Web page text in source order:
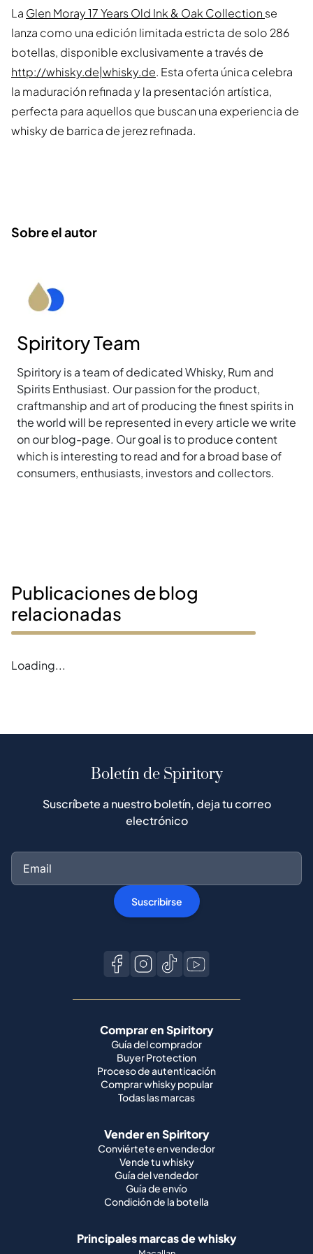
La Glen Moray 17 Years Old Ink & Oak Collection se
lanza como una edición limitada estricta de solo 286
botellas, disponible exclusivamente a través de
http://whisky.de|whisky.de. Esta oferta única celebra
la maduración refinada y la presentación artística,
perfecta para aquellos que buscan una experiencia de
whisky de barrica de jerez refinada.
Sobre el autor
Spiritory Team
Spiritory is a team of dedicated Whisky, Rum and
Spirits Enthusiast. Our passion for the product,
craftmanship and art of producing the finest spirits in
the world will be represented in every article we write
on our blog-page. Our goal is to produce content
which is interesting to read and for a broad base of
consumers, enthusiasts, investors and collectors.
Publicaciones de blog
relacionadas
Loading...
Boletín de Spiritory
Suscríbete a nuestro boletín, deja tu correo
electrónico
Suscribirse
Comprar en Spiritory
Guía del comprador
Buyer Protection
Proceso de autenticación
Comprar whisky popular
Todas las marcas
Vender en Spiritory
Conviértete en vendedor
Vende tu whisky
Guía del vendedor
Guía de envío
Condición de la botella
Principales marcas de whisky